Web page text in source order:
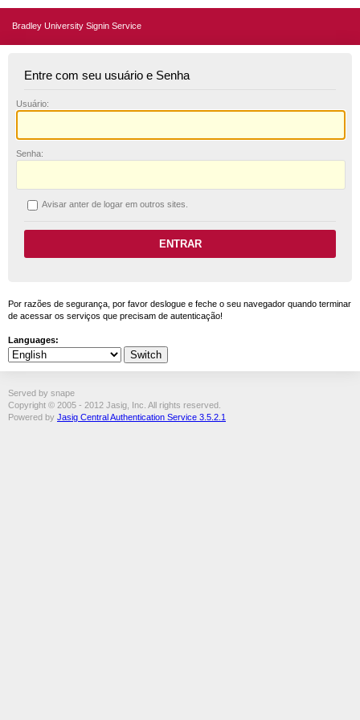
Bradley University Signin Service
Entre com seu usuário e Senha
Usuário:
Senha:
Avisar anter de logar em outros sites.
Por razões de segurança, por favor deslogue e feche o seu navegador quando terminar
de acessar os serviços que precisam de autenticação!
Languages:
Served by snape
Copyright © 2005 - 2012 Jasig, Inc. All rights reserved.
Powered by Jasig Central Authentication Service 3.5.2.1